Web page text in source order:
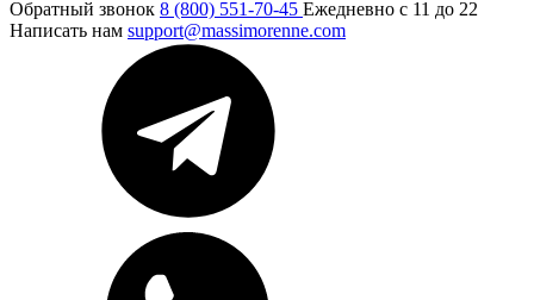
Обратный звонок 8 (800) 551-70-45 Ежедневно с 11 до 22
Написать нам support@massimorenne.com